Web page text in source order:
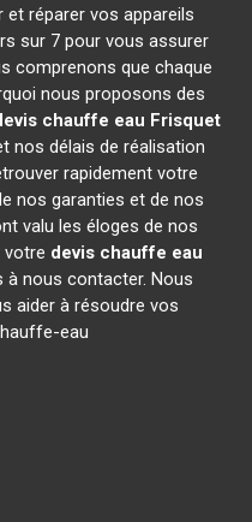
réparer vos appareils
sur 7 pour vous assurer
comprenons que chaque
nous proposons des
chauffe eau Frisquet
nos délais de réalisation
rapidement votre
nos garanties et de nos
valu les éloges de nos
votre devis chauffe eau
à nous contacter. Nous
aider à résoudre vos
eau